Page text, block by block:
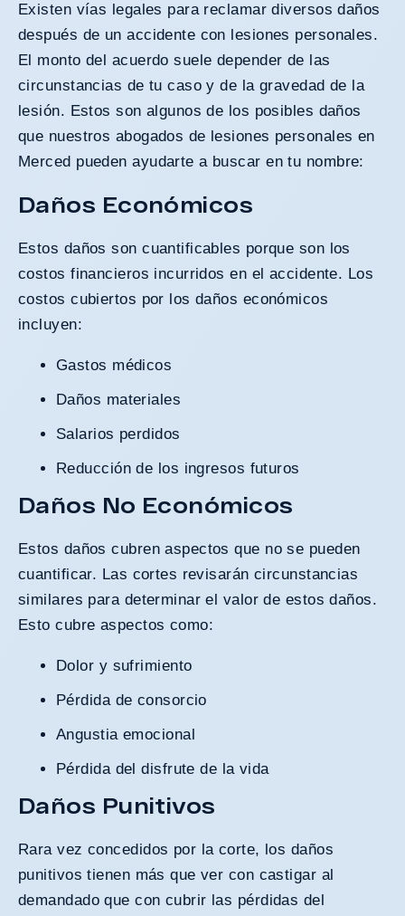
Existen vías legales para reclamar diversos daños
después de un accidente con lesiones personales.
El monto del acuerdo suele depender de las
circunstancias de tu caso y de la gravedad de la
lesión. Estos son algunos de los posibles daños
que nuestros abogados de lesiones personales en
Merced pueden ayudarte a buscar en tu nombre:
Daños Económicos
Estos daños son cuantificables porque son los
costos financieros incurridos en el accidente. Los
costos cubiertos por los daños económicos
incluyen:
Gastos médicos
Daños materiales
Salarios perdidos
Reducción de los ingresos futuros
Daños No Económicos
Estos daños cubren aspectos que no se pueden
cuantificar. Las cortes revisarán circunstancias
similares para determinar el valor de estos daños.
Esto cubre aspectos como:
Dolor y sufrimiento
Pérdida de consorcio
Angustia emocional
Pérdida del disfrute de la vida
Daños Punitivos
Rara vez concedidos por la corte, los daños
punitivos tienen más que ver con castigar al
demandado que con cubrir las pérdidas del